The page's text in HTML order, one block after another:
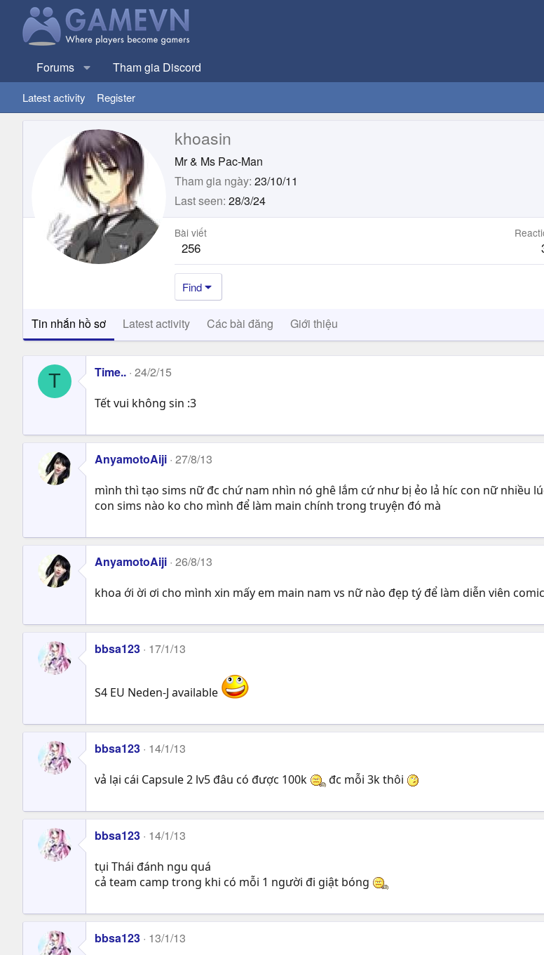
Forums Tham gia Discord
Latest activity Register
khoasin
Mr & Ms Pac-Man
Tham gia ngày 23/10/11
Last seen 28/3/24
Bài viết
256
Find
Tin nhắn hồ sơ Latest activity Các bài đăng Giới thiệu
T Time.. 24/2/15
Tết vui không sin :3
AnyamotoAiji 27/8/13
mình thì tạo sims nữ đc chứ nam nhìn nó ghê lắm cứ như bị ẻo lả híc con nữ nhiều
con sims nào ko cho mình để làm main chính trong truyện đó mà
AnyamotoAiji 26/8/13
khoa ới ời ơi cho mình xin mấy em main nam vs nữ nào đẹp tý để làm diễn viên
bbsa123 17/1/13
S4 EU Neden-J available
bbsa123 14/1/13
vả lại cái Capsule 2 lv5 đâu có được 100k đc mỗi 3k thôi
bbsa123 14/1/13
tụi Thái đánh ngu quá
cả team camp trong khi có mỗi 1 người đi giật bóng
bbsa123 13/1/13